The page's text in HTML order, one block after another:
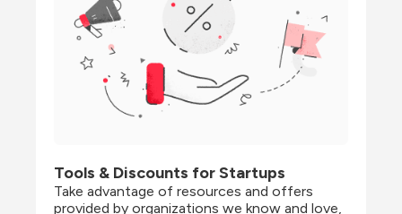
Tools & Discounts for Startups
Take advantage of resources and offers
provided by organizations we know and love,